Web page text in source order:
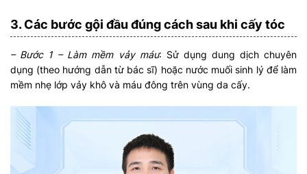
3. Các bước gội đầu đúng cách sau khi cấy tóc
– Bước 1 – Làm mềm vảy máu: Sử dụng dung dịch chuyên
dụng (theo hướng dẫn từ bác sĩ) hoặc nước muối sinh lý để làm
mềm nhẹ lớp vảy khô và máu đông trên vùng da cấy.